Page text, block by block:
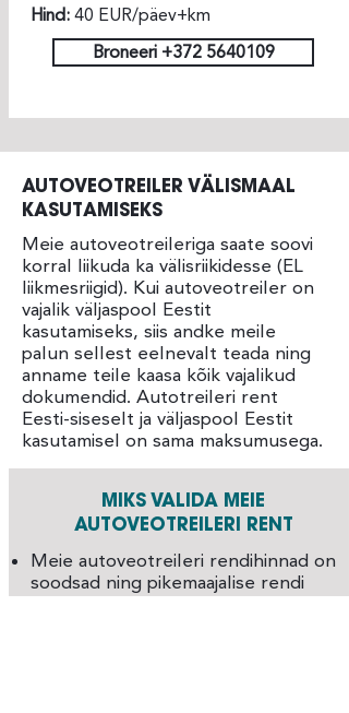
Hind: 40 EUR/päev+km
Broneeri +372 5640109
AUTOVEOTREILER VÄLISMAAL
KASUTAMISEKS
Meie autoveotreileriga saate soovi
korral liikuda ka välisriikidesse (EL
liikmesriigid). Kui autoveotreiler on
vajalik väljaspool Eestit
kasutamiseks, siis andke meile
palun sellest eelnevalt teada ning
anname teile kaasa kõik vajalikud
dokumendid. Autotreileri rent
Eesti-siseselt ja väljaspool Eestit
kasutamisel on sama maksumusega.
MIKS VALIDA MEIE
AUTOVEOTREILERI RENT
Meie autoveotreileri rendihinnad on
soodsad ning pikemaajalise rendi